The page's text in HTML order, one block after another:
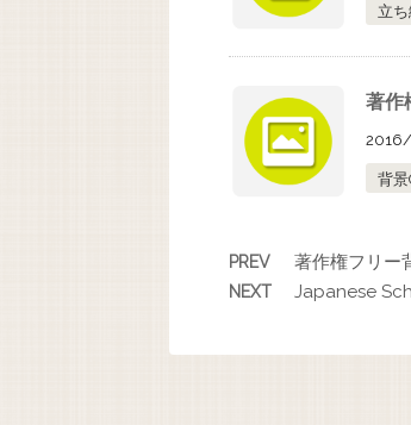
立
著作
背景
PREV 著作権フリー
NEXT Japanese